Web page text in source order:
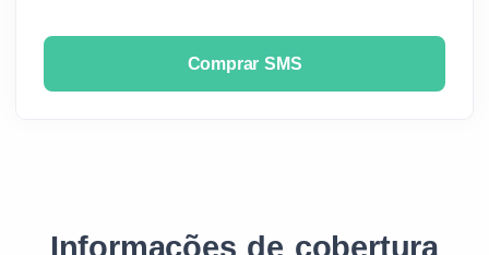
Comprar SMS
Informações de cobertura